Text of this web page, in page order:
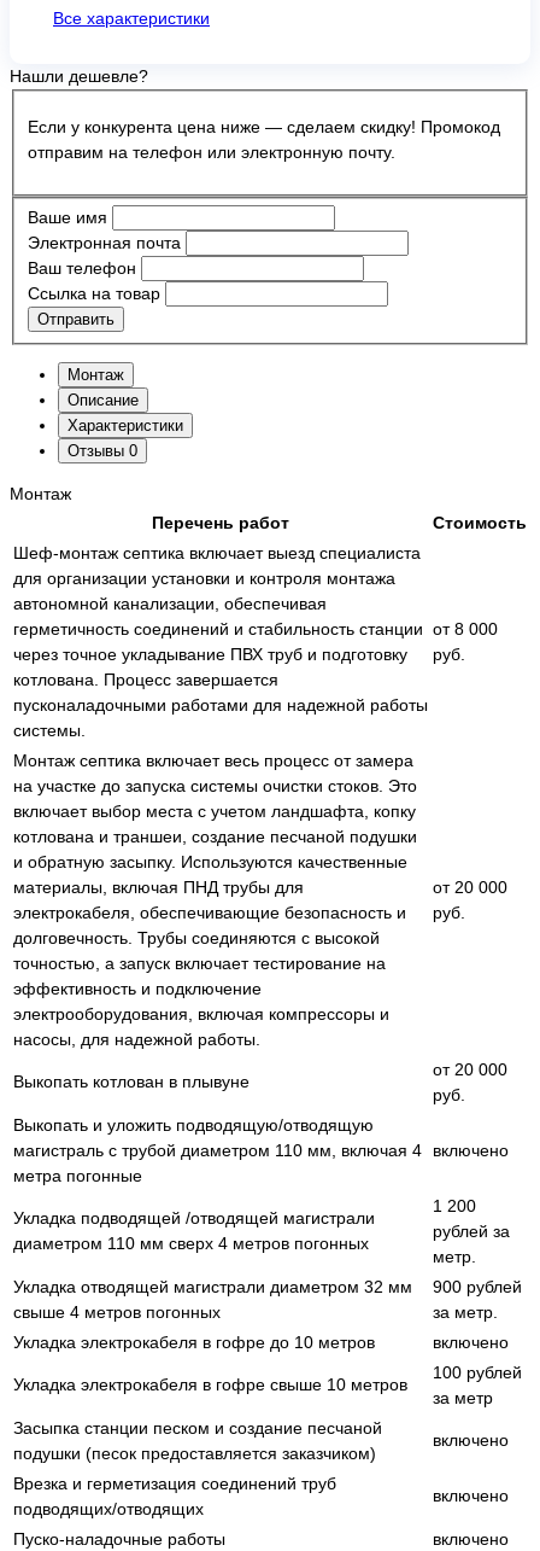
Все характеристики
Нашли дешевле?
Если у конкурента цена ниже — сделаем скидку! Промокод
отправим на телефон или электронную почту.
Ваше имя
Электронная почта
Ваш телефон
Ссылка на товар
Отправить
Монтаж
Описание
Характеристики
Отзывы 0
Монтаж
Перечень работ
Стоимость
Шеф-монтаж септика включает выезд специалиста
для организации установки и контроля монтажа
автономной канализации, обеспечивая
герметичность соединений и стабильность станции
через точное укладывание ПВХ труб и подготовку
котлована. Процесс завершается
пусконаладочными работами для надежной работы
системы.
от 8 000
руб.
Монтаж септика включает весь процесс от замера
на участке до запуска системы очистки стоков. Это
включает выбор места с учетом ландшафта, копку
котлована и траншеи, создание песчаной подушки
и обратную засыпку. Используются качественные
материалы, включая ПНД трубы для
электрокабеля, обеспечивающие безопасность и
долговечность. Трубы соединяются с высокой
точностью, а запуск включает тестирование на
эффективность и подключение
электрооборудования, включая компрессоры и
насосы, для надежной работы.
от 20 000
руб.
Выкопать котлован в плывуне
от 20 000
руб.
Выкопать и уложить подводящую/отводящую
магистраль с трубой диаметром 110 мм, включая 4
метра погонные
включено
Укладка подводящей /отводящей магистрали
диаметром 110 мм сверх 4 метров погонных
1 200
рублей за
метр.
Укладка отводящей магистрали диаметром 32 мм
свыше 4 метров погонных
900 рублей
за метр.
Укладка электрокабеля в гофре до 10 метров
включено
Укладка электрокабеля в гофре свыше 10 метров
100 рублей
за метр
Засыпка станции песком и создание песчаной
подушки (песок предоставляется заказчиком)
включено
Врезка и герметизация соединений труб
подводящих/отводящих
включено
Пуско-наладочные работы включено